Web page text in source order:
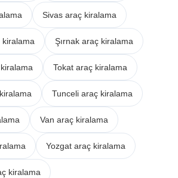
Sivas araç kiralama
kiralama Şırnak araç kiralama
Tokat araç kiralama
Tunceli araç kiralama
Van araç kiralama
Yozgat araç kiralama
kiralama